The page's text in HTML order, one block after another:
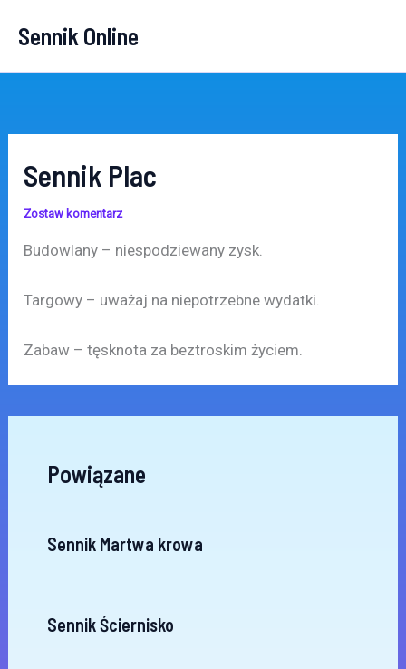
Sennik Online
Sennik Plac
Zostaw komentarz
Budowlany – niespodziewany zysk.
Targowy – uważaj na niepotrzebne wydatki.
Zabaw – tęsknota za beztroskim życiem.
Powiązane
Sennik Martwa krowa
Sennik Ściernisko